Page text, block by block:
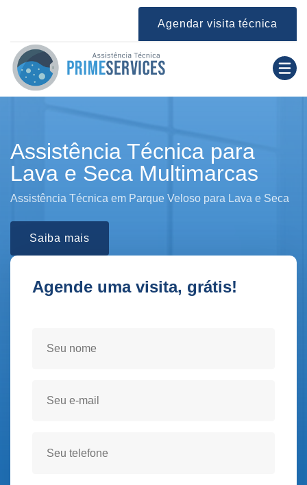
Agendar visita técnica
Assistência Técnica para
Lava e Seca Multimarcas
Assistência Técnica em Parque Veloso para Lava e Seca
Saiba mais
Agende uma visita, grátis!